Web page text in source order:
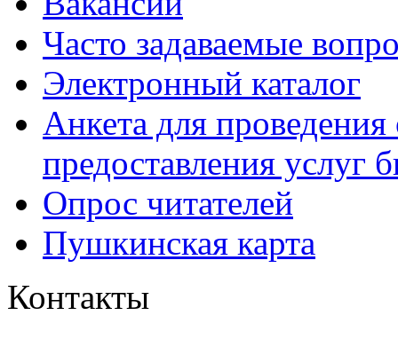
Часто задаваемые
Электронный каталог
Анкета для проведения
предоставления услуг
Опрос читателей
Пушкинская карта
Контакты